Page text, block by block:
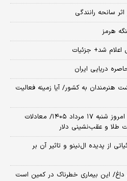
سانحه رانندگی
هرمز
شد+ جزئیات
دریایی ایران
هنرمندان به کشور/ آیا زمینه فعالیت
پیش‌بینی قیمت طلا، دلار و سکه امروز شنبه ۱۷ مرداد ۱۴۰۵/ معادلات
طلا و عقب‌نشینی دلار
از پدیده ال‌نینو و تاثیر آن بر
این بیماری خطرناک در کمین است